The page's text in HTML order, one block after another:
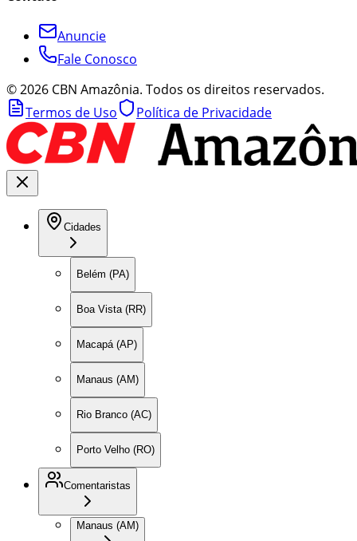
Anuncie
Fale Conosco
©2026 CBN Amazônia. Todos os direitos reservados.
Termos de Uso
Política de Privacidade
Cidades
Belém (PA)
Boa Vista (RR)
Macapá (AP)
Manaus (AM)
Rio Branco (AC)
Porto Velho (RO)
Comentaristas
Manaus (AM)